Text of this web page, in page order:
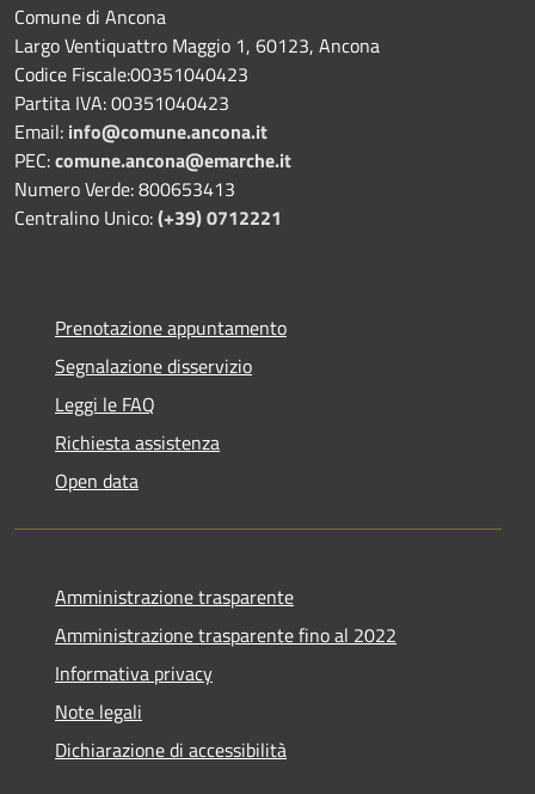
Comune di Ancona
Largo Ventiquattro Maggio 1, 60123, Ancona
Codice Fiscale:00351040423
Partita IVA: 00351040423
Email: info@comune.ancona.it
PEC:comune.ancona@emarche.it
Numero Verde: 800653413
Centralino Unico:(+39) 0712221
Prenotazione appuntamento
Segnalazione disservizio
Leggi le FAQ
Richiesta assistenza
Open data
Amministrazione trasparente
Amministrazione trasparente fino al 2022
Informativa privacy
Note legali
Dichiarazione di accessibilità